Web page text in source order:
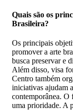
Quais são os
Brasileira?
Os principais
promover a arte
busca preservar e
Além disso, visa
Centro também
iniciativas ajudam
contemporânea. O
uma prioridade. A